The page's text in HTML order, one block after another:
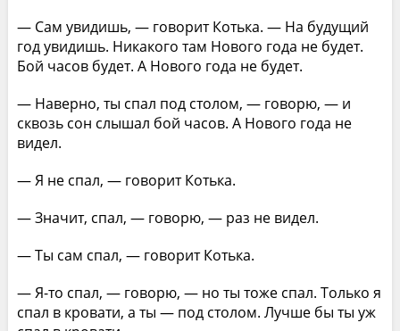
— Сам увидишь, — говорит Котька. — На будущий
год увидишь. Никакого там Нового года не будет.
Бой часов будет. А Нового года не будет.
— Наверно, ты спал под столом, — говорю, — и
сквозь сон слышал бой часов. А Нового года не
видел.
— Я не спал, — говорит Котька.
— Значит, спал, — говорю, — раз не видел.
— Ты сам спал, — говорит Котька.
— Я-то спал, — говорю, — но ты тоже спал. Только я
спал в кровати, а ты — под столом. Лучше бы ты уж